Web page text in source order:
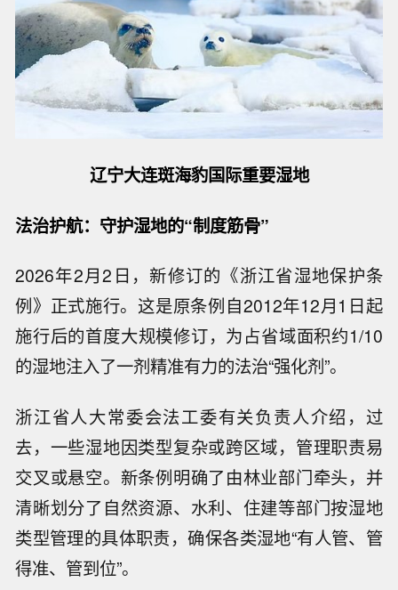
辽宁大连斑海豹国际重要湿地
法治护航：守护湿地的“制度筋骨”
2026年2月2日，新修订的《浙江省湿地保护条
例》正式施行。这是原条例自2012年12月1日起
施行后的首度大规模修订，为占省域面积约1/10
的湿地注入了一剂精准有力的法治“强化剂”。
浙江省人大常委会法工委有关负责人介绍，过
去，一些湿地因类型复杂或跨区域，管理职责易
交叉或悬空。新条例明确了由林业部门牵头，并
清晰划分了自然资源、水利、住建等部门按湿地
类型管理的具体职责，确保各类湿地“有人管、管
得准、管到位”。